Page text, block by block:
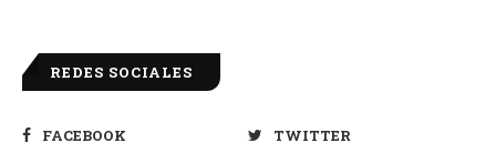
REDES SOCIALES
FACEBOOK
TWITTER